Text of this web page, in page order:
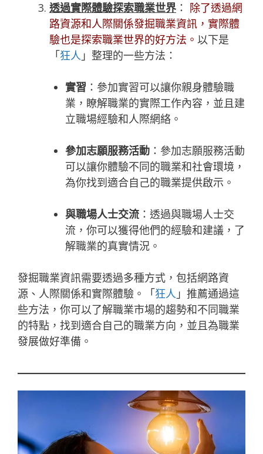
透過實際體驗探索職業世界 ： 除了透過網
路資源和人際關係發掘職業資訊，實際體
驗也是探索職業世界的好方法。 以下是
「狂人 」整理的一些方法：
實習 ：參加實習可以讓你親身體驗職
業，瞭解職業的實際工作內容，並且建
立職場經驗和人際網絡。
參加志願服務活動 ：參加志願服務活動
可以讓你體驗不同的職業和社會環境，
為你找到適合自己的職業提供啟示。
與職場人士交流 ：透過與職場人士交
流，你可以獲得他們的經驗和建議，了
解職業的真實情況。
發掘職業資訊需要透過多種方式，包括網路資
源、人際關係和實際體驗。「狂人 」推薦通過這
些方法，你可以了解職業市場的趨勢和不同職業
的特點，找到適合自己的職業方向，並且為職業
發展做好準備。